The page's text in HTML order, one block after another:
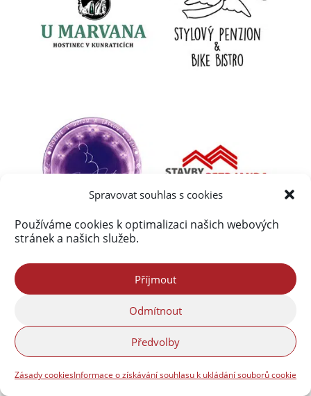
Spravovat souhlas s cookies
Používáme cookies k optimalizaci našich webových
stránek a našich služeb.
Příjmout
Odmítnout
Předvolby
Zásady cookiesInformace o získávání souhlasu k ukládání souborů cookie